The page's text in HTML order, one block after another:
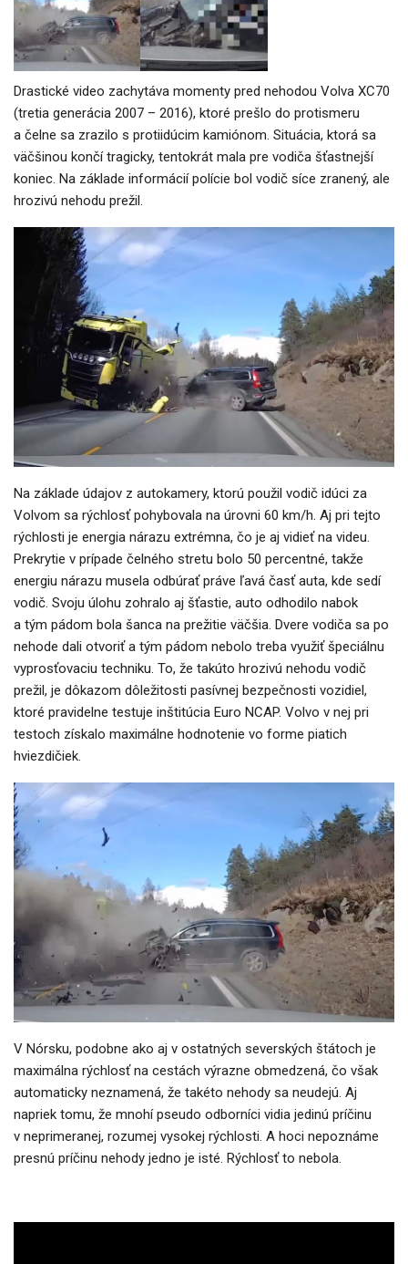
Drastické video zachytáva momenty pred nehodou Volva XC70
(tretia generácia 2007 – 2016), ktoré prešlo do protismeru
a čelne sa zrazilo s protiidúcim kamiónom. Situácia, ktorá sa
väčšinou končí tragicky, tentokrát mala pre vodiča šťastnejší
koniec. Na základe informácií polície bol vodič síce zranený, ale
hrozivú nehodu prežil.
Na základe údajov z autokamery, ktorú použil vodič idúci za
Volvom sa rýchlosť pohybovala na úrovni 60 km/h. Aj pri tejto
rýchlosti je energia nárazu extrémna, čo je aj vidieť na videu.
Prekrytie v prípade čelného stretu bolo 50 percentné, takže
energiu nárazu musela odbúrať práve ľavá časť auta, kde sedí
vodič. Svoju úlohu zohralo aj šťastie, auto odhodilo nabok
a tým pádom bola šanca na prežitie väčšia. Dvere vodiča sa po
nehode dali otvoriť a tým pádom nebolo treba využiť špeciálnu
vyprosťovaciu techniku. To, že takúto hrozivú nehodu vodič
prežil, je dôkazom dôležitosti pasívnej bezpečnosti vozidiel,
ktoré pravidelne testuje inštitúcia Euro NCAP. Volvo v nej pri
testoch získalo maximálne hodnotenie vo forme piatich
hviezdičiek.
V Nórsku, podobne ako aj v ostatných severských štátoch je
maximálna rýchlosť na cestách výrazne obmedzená, čo však
automaticky neznamená, že takéto nehody sa neudejú. Aj
napriek tomu, že mnohí pseudo odborníci vidia jedinú príčinu
v neprimeranej, rozumej vysokej rýchlosti. A hoci nepoznáme
presnú príčinu nehody jedno je isté. Rýchlosť to nebola.